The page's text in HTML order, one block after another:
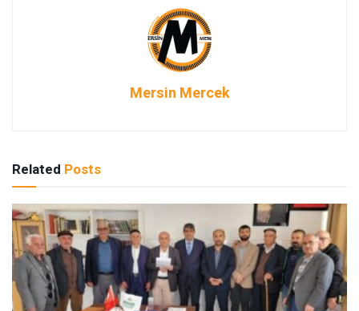
Mersin Mercek
Related Posts